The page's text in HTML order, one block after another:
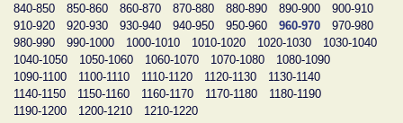
840-850
850-860 860-870 870-880 880-890 890-900
900-910
910-920
920-930 930-940 940-950 950-960 960-970
970-980
980-990
990-1000 1000-1010 1010-1020 1020-1030
1030-1040
1040-1050
1050-1060 1060-1070 1070-1080
1080-1090
1090-1100
1100-1110 1110-1120 1120-1130
1130-1140
1140-1150
1150-1160 1160-1170 1170-1180
1180-1190
1190-1200
1200-1210 1210-1220